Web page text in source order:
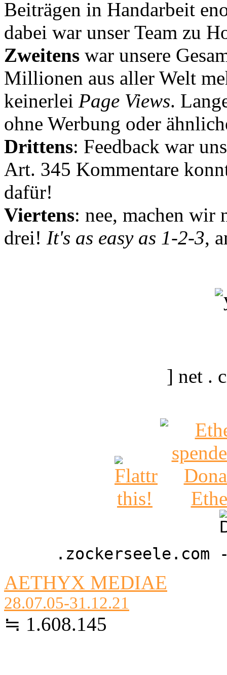
Beiträgen in Handarbeit
dabei war unser Team zu
Zweitens war unsere
Millionen aus aller Welt
keinerlei Page Views.
ohne Werbung oder
Drittens: Feedback war
Art. 345 Kommentare
dafür!
Viertens: nee, machen wir
drei! It's as easy as 1-2-3,
] net .
AETHYX MEDIAE
28.07.05-31.12.21
≒ 1.608.145